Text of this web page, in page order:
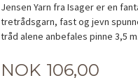
Jensen Yarn fra Isager er en
tretrådsgarn, fast og jevn
tråd alene anbefales pinne 3,5
Pris
NOK 106,00